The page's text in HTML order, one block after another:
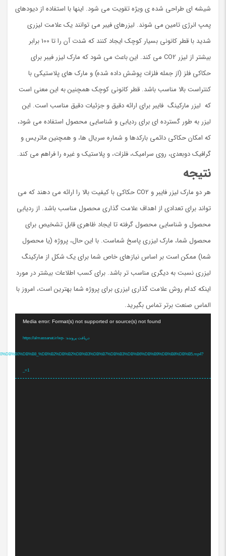
شیشه ای طراحی شده ی ویژه تقویت می شود. اینها با استفاده از دیودهای
پمپ انرژی تامین می شوند. لیزرهای فیبر می توانند یک علامت لیزری
شدید با قطر کانونی بسیار کوچک ایجاد کنند که شدت آن را تا 100 برابر
بیشتر از لیزر CO2 می کند. این باعث می شود که مارک لیزر فیبر برای
حکاکی فلز (از جمله فلزات پوشش داده شده) و مارک های پلاستیکی با
کنتراست بالا مناسب باشد. قطر کانونی کوچک همچنین به این معنی است
که لیزر مارکینگ فایبر برای ارائه دقیق و جزئیات دقیق مناسب است. این
لیزر به طور گسترده ای برای ردیابی و شناسایی محصول استفاده می شود،
که امکان حکاکی دائمی بارکدها و شماره سریال ها، و همچنین ماتریس و
گرافیک دوبعدی، روی سرامیک، فلزات، و پلاستیک و غیره را فراهم می کند.
نتیجه
هر دو مارک لیزر فایبر و CO2 حکاکی با کیفیت بالا را ارائه می دهند که می
تواند برای تعدادی از اهداف علامت گذاری محصول مناسب باشد. از ردیابی
محصول و شناسایی محصول گرفته تا ایجاد ظاهری قابل تشخیص برای
محصول شما، مارک لیزری پاسخ شماست. با این حال، پروژه (یا محصول
شما) ممکن است بر اساس نیازهای خاص شما برای یک شکل از مارکینگ
لیزری نسبت به دیگری مناسب تر باشد. برای کسب اطلاعات بیشتر در مورد
اینکه کدام روش علامت گذاری لیزری برای پروژه شما بهترین است، امروز با
الماس صنعت برتر تماس بگیرید.
Media error: Format(s) not supported or source(s) not found
دریافت پرونده: https://almassanat.ir/wp-
_=1